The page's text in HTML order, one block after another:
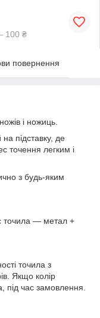
100 ₴
повернення
і ножиць.
підставку, де
точення легким і
з будь-яким
точила — метал +
точила з
Якщо колір
під час замовлення.